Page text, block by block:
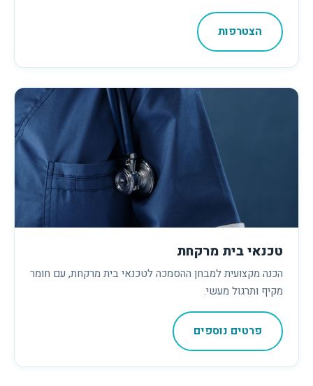
הצטרפות
טכנאי בית מרקחת
הכנה מקצועית למבחן ההסמכה לטכנאי בית מרקחת, עם חומר
מקיף ותרגול מעשי.
פרטים נוספים